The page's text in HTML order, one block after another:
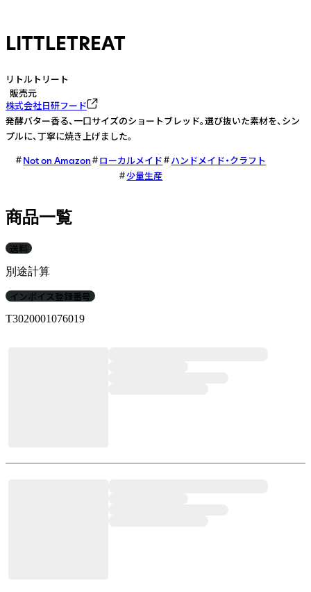
LITTLETREAT
リトルトリート
販売元
株式会社日研フード
発酵バター香る、一口サイズのショートブレッド。選び抜いた素材を、シン
プルに、丁寧に焼き上げました。
Not on Amazon
ローカルメイド
ハンドメイド・クラフト
少量生産
商品一覧
送料
別途計算
インボイス登録番号
T3020001076019